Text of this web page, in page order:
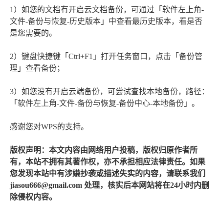
1）如您的文档有开启云文档备份，可通过「软件左上角-
文件-备份与恢复-历史版本」中查看最历史版本，看是否
是您需要的。
2）键盘快捷键「Ctrl+F1」打开任务窗口，点击「备份管
理」查看备份；
3）如您没有开启云端备份，可尝试查找本地备份，路径：
「软件左上角-文件-备份与恢复-备份中心-本地备份」。
感谢您对WPS的支持。
版权声明：本文内容由网络用户投稿，版权归原作者所
有，本站不拥有其著作权，亦不承担相应法律责任。如果
您发现本站中有涉嫌抄袭或描述失实的内容，请联系我们
jiasou666@gmail.com 处理，核实后本网站将在24小时内删
除侵权内容。